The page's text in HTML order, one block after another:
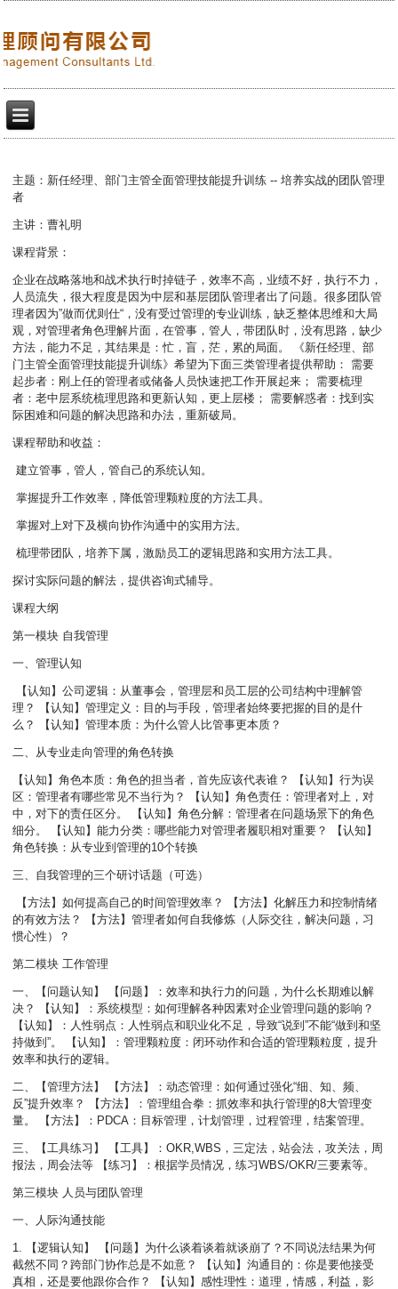
主题：新任经理、部门主管全面管理技能提升训练 -- 培养实战的团队管理
者
主讲：曹礼明
课程背景：
企业在战略落地和战术执行时掉链子，效率不高，业绩不好，执行不力，
人员流失，很大程度是因为中层和基层团队管理者出了问题。很多团队管
理者因为”做而优则仕“，没有受过管理的专业训练，缺乏整体思维和大局
观，对管理者角色理解片面，在管事，管人，带团队时，没有思路，缺少
方法，能力不足，其结果是：忙，盲，茫，累的局面。 《新任经理、部
门主管全面管理技能提升训练》希望为下面三类管理者提供帮助： 需要
起步者：刚上任的管理者或储备人员快速把工作开展起来； 需要梳理
者：老中层系统梳理思路和更新认知，更上层楼； 需要解惑者：找到实
际困难和问题的解决思路和办法，重新破局。
课程帮助和收益：
建立管事，管人，管自己的系统认知。
掌握提升工作效率，降低管理颗粒度的方法工具。
掌握对上对下及横向协作沟通中的实用方法。
梳理带团队，培养下属，激励员工的逻辑思路和实用方法工具。
探讨实际问题的解法，提供咨询式辅导。
课程大纲
第一模块 自我管理
一、管理认知
【认知】公司逻辑：从董事会，管理层和员工层的公司结构中理解管
理？ 【认知】管理定义：目的与手段，管理者始终要把握的目的是什
么？ 【认知】管理本质：为什么管人比管事更本质？
二、从专业走向管理的角色转换
【认知】角色本质：角色的担当者，首先应该代表谁？ 【认知】行为误
区：管理者有哪些常见不当行为？ 【认知】角色责任：管理者对上，对
中，对下的责任区分。 【认知】角色分解：管理者在问题场景下的角色
细分。 【认知】能力分类：哪些能力对管理者履职相对重要？ 【认知】
角色转换：从专业到管理的10个转换
三、自我管理的三个研讨话题（可选）
【方法】如何提高自己的时间管理效率？ 【方法】化解压力和控制情绪
的有效方法？ 【方法】管理者如何自我修炼（人际交往，解决问题，习
惯心性）？
第二模块 工作管理
一、【问题认知】 【问题】：效率和执行力的问题，为什么长期难以解
决？ 【认知】：系统模型：如何理解各种因素对企业管理问题的影响？
【认知】：人性弱点：人性弱点和职业化不足，导致“说到”不能“做到和坚
持做到”。 【认知】：管理颗粒度：闭环动作和合适的管理颗粒度，提升
效率和执行的逻辑。
二、【管理方法】 【方法】：动态管理：如何通过强化“细、知、频、
反”提升效率？ 【方法】：管理组合拳：抓效率和执行管理的8大管理变
量。 【方法】：PDCA：目标管理，计划管理，过程管理，结案管理。
三、【工具练习】 【工具】：OKR,WBS，三定法，站会法，攻关法，周
报法，周会法等 【练习】：根据学员情况，练习WBS/OKR/三要素等。
第三模块 人员与团队管理
一、人际沟通技能
1. 【逻辑认知】 【问题】为什么谈着谈着就谈崩了？不同说法结果为何
截然不同？跨部门协作总是不如意？ 【认知】沟通目的：你是要他接受
真相，还是要他跟你合作？ 【认知】感性理性：道理，情感，利益，影